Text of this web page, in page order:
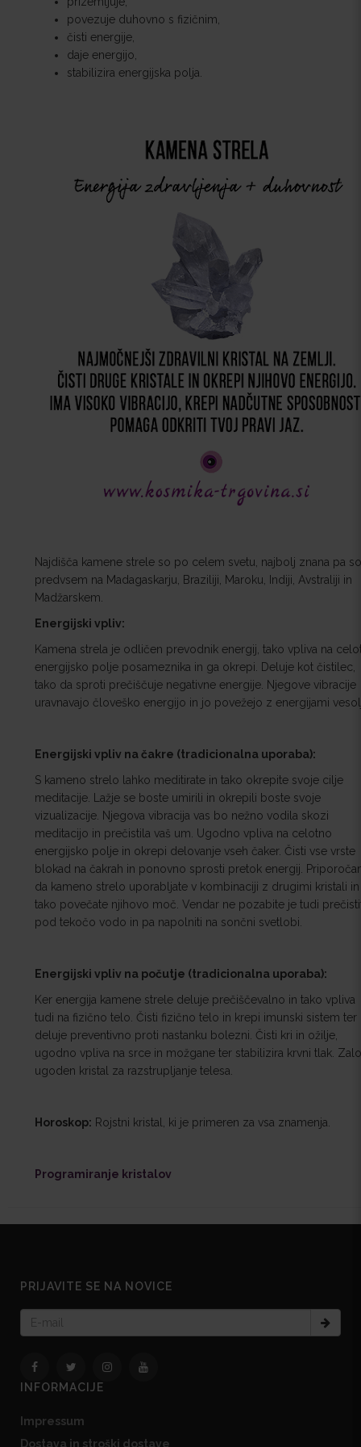
povezuje duhovno s fizičnim,
čisti energije,
daje energijo,
stabilizira energijska polja.
Najdišča kamene strele so po celem svetu, najbolj znana pa
predvsem na Madagaskarju, Braziliji, Maroku, Indiji, Avstraliji in
Madžarskem.
Energijski vpliv:
Kamena strela je odličen prevodnik energij, tako vpliva na
energijsko polje posameznika in ga okrepi. Deluje kot čistilec,
tako da sproti prečiščuje negativne energije. Njegove vibracije
uravnavajo človeško energijo in jo povežejo z energijami
Energijski vpliv na čakre (tradicionalna uporaba):
S kameno strelo lahko meditirate in tako okrepite svoje cilje
meditacije. Lažje se boste umirili in okrepili boste svoje
vizualizacije. Njegova vibracija vas bo nežno vodila skozi
meditacijo in prečistila vaš um. Ugodno vpliva na celotno
energijsko polje in okrepi delovanje vseh čaker. Čisti vse vrste
blokad na čakrah in ponovno sprosti pretok energij.
da kameno strelo uporabljate v kombinaciji z drugimi kristali in
tako povečate njihovo moč. Vendar ne pozabite je tudi
pod tekočo vodo in pa napolniti na sončni svetlobi.
Energijski vpliv na počutje (tradicionalna uporaba):
Ker energija kamene strele deluje prečiščevalno in tako vpliva
tudi na fizično telo. Čisti fizično telo in krepi imunski sistem ter
deluje preventivno proti nastanku bolezni. Čisti kri in ožilje,
ugodno vpliva na srce in možgane ter stabilizira krvni tlak.
ugoden kristal za razstrupljanje telesa.
Horoskop: Rojstni kristal, ki je primeren za vsa znamenja.
Programiranje kristalov
PRIJAVITE SE NA NOVICE
INFORMACIJE
Impressum
Dostava in stroški dostave